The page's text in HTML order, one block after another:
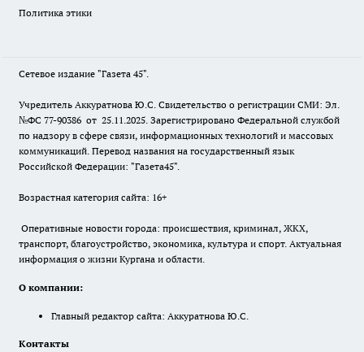
Политика этики
Сетевое издание "Газета 45".
Учредитель Аккуратнова Ю.С. Свидетельство о регистрации СМИ: Эл.
№ФС 77-90386 от 25.11.2025. Зарегистрировано Федеральной службой
по надзору в сфере связи, информационных технологий и массовых
коммуникаций. Перевод названия на государственный язык
Российской Федерации: "Газета45".
Возрастная категория сайта: 16+
Оперативные новости города: происшествия, криминал, ЖКХ,
транспорт, благоустройство, экономика, культура и спорт. Актуальная
информация о жизни Кургана и области.
О компании:
Главный редактор сайта: Аккуратнова Ю.С.
Контакты